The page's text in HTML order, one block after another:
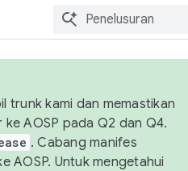
trunk kami dan memastikan
AOSP pada Q2 dan Q4.
. Cabang manifes
AOSP. Untuk mengetahui